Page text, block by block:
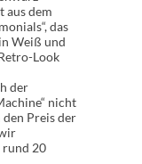
aus dem
das
Weiß und
Look
der
nicht
den Preis der
rund 20